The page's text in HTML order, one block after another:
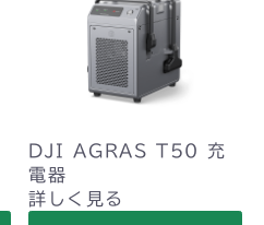
DJI AGRAS T50 充
電器
詳しく見る